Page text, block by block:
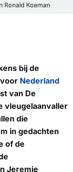
Ronald Koeman
bij de
voor Nederland
van De
vleugelaanvaller
die
in gedachten
of de
Jeremie